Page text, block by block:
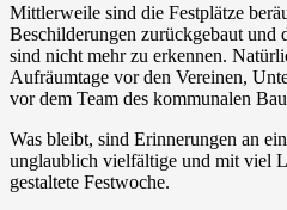
Mittlerweile sind die Festplätze
Beschilderungen zurückgebaut und
sind nicht mehr zu erkennen.
Aufräumtage vor den Vereinen,
vor dem Team des kommunalen
Was bleibt, sind Erinnerungen an
unglaublich vielfältige und mit viel
gestaltete Festwoche.